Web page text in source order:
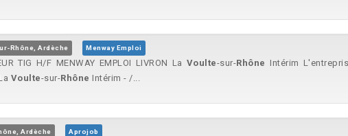
Rhône, Ardèche Menway Emploi
TIG H/F MENWAY EMPLOI LIVRON La Voulte-sur-Rhône Intérim
Voulte-sur-Rhône Intérim - /...
Ardèche Aprojob